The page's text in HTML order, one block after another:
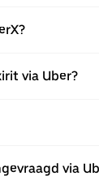
via Uber?
via